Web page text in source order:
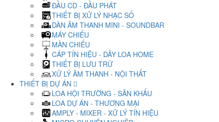
ĐẦU CD - ĐẦU PHÁT
THIẾT BỊ XỬ LÝ NHẠC SỐ
DÀN ÂM THANH MINI - SOUNDBAR
MÁY CHIẾU
MÀN CHIẾU
CÁP TÍN HIỆU - DÂY LOA HOME
THIẾT BỊ LƯU TRỮ
XỬ LÝ ÂM THANH - NỘI THẤT
THIẾT BỊ DỰ ÁN
LOA HỘI TRƯỜNG - SÂN KHẤU
LOA DỰ ÁN - THƯƠNG MẠI
AMPLY - MIXER - XỬ LÝ TÍN HIỆU